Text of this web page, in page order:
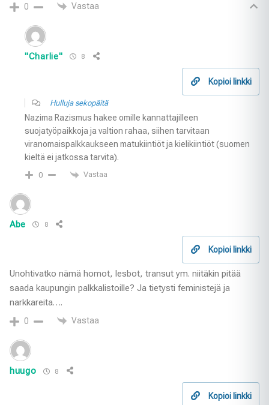
0 Vastaa
"Charlie" 8
Kopioi linkki
Hulluja sekopäitä
Nazima Razismus hakee omille kannattajilleen
suojatyöpaikkoja ja valtion rahaa, siihen tarvitaan
viranomaispalkkaukseen matukiintiöt ja kielikiintiöt (suomen
kieltä ei jatkossa tarvita).
0 Vastaa
Abe 8
Kopioi linkki
Unohtivatko nämä homot, lesbot, transut ym. niitäkin pitää
saada kaupungin palkkalistoille? Ja tietysti feministejä ja
narkkareita….
0 Vastaa
huugo 8
Kopioi linkki